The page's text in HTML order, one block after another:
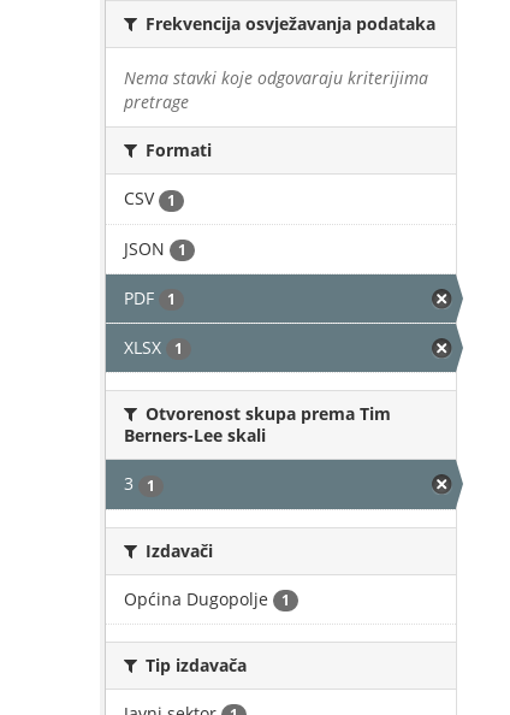
Frekvencija osvježavanja podataka
Nema stavki koje odgovaraju kriterijima
pretrage
Formati
CSV 1
JSON 1
PDF 1
XLSX 1
Otvorenost skupa prema Tim
Berners-Lee skali
3 1
Izdavači
Općina Dugopolje 1
Tip izdavača